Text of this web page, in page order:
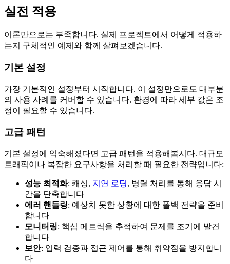
실전 적용
이론만으로는 부족합니다. 실제 프로젝트에서 어떻게 적용하
는지 구체적인 예제와 함께 살펴보겠습니다.
기본 설정
가장 기본적인 설정부터 시작합니다. 이 설정만으로도 대부분
의 사용 사례를 커버할 수 있습니다. 환경에 따라 세부 값은 조
정이 필요할 수 있습니다.
고급 패턴
기본 설정에 익숙해졌다면 고급 패턴을 적용해봅시다. 대규모
트래픽이나 복잡한 요구사항을 처리할 때 필요한 전략입니다:
성능 최적화: 캐싱, 지연 로딩, 병렬 처리를 통해 응답 시
간을 단축합니다
에러 핸들링: 예상치 못한 상황에 대한 폴백 전략을 준비
합니다
모니터링: 핵심 메트릭을 추적하여 문제를 조기에 발견
합니다
보안: 입력 검증과 접근 제어를 통해 취약점을 방지합니
다